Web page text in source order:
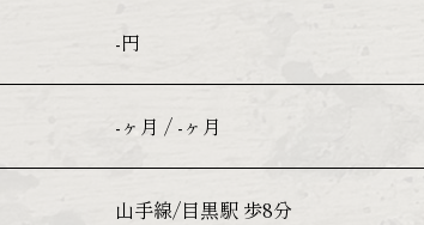
-円
-ヶ月 / -ヶ月
山手線/目黒駅 歩8分